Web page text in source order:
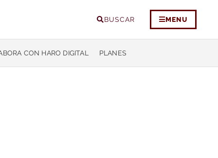
BUSCAR MENU
CON HARO DIGITAL PLANES